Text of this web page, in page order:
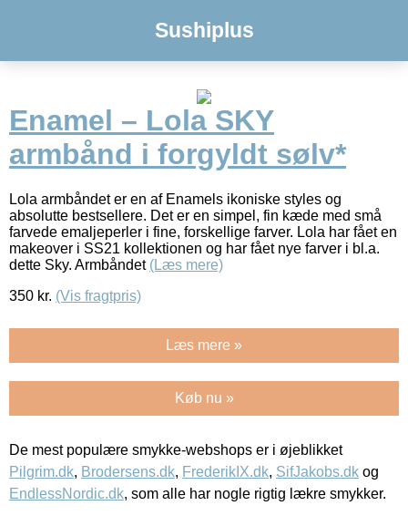
Sushiplus
Enamel – Lola SKY
armbånd i forgyldt sølv*
Lola armbåndet er en af Enamels ikoniske styles og
absolutte bestsellere. Det er en simpel, fin kæde med små
farvede emaljeperler i fine, forskellige farver. Lola har fået en
makeover i SS21 kollektionen og har fået nye farver i bl.a.
dette Sky. Armbåndet (Læs mere)
350 kr. (Vis fragtpris)
Læs mere »
Køb nu »
De mest populære smykke-webshops er i øjeblikket
Pilgrim.dk, Brodersens.dk, FrederikIX.dk, SifJakobs.dk og
EndlessNordic.dk, som alle har nogle rigtig lækre smykker.